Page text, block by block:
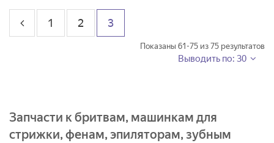
1 2 3
Показаны 61-75 из 75 результатов
Выводить по: 30
Запчасти к бритвам, машинкам для
стрижки, фенам, эпиляторам, зубным